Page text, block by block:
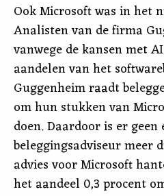
Ook Microsoft was in het
Analisten van de firma
vanwege de kansen met
aandelen van het
Guggenheim raadt
om hun stukken van
doen. Daardoor is er
beleggingsadviseur meer
advies voor Microsoft
het aandeel 0,3 procent